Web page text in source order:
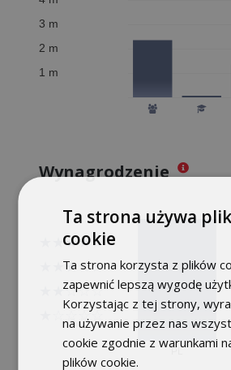
Wynagrodzenie
Ta strona używa
cookie
Ta strona korzysta z plików
zapewnić lepszą wygodę
Korzystając z tej strony,
na używanie przez nas
cookie zgodnie z warunkami
plików cookie.